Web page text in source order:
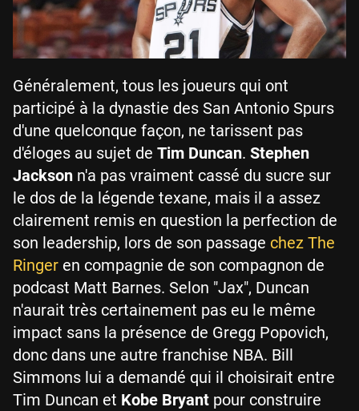
Généralement, tous les joueurs qui ont
participé à la dynastie des San Antonio Spurs
d'une quelconque façon, ne tarissent pas
d'éloges au sujet de Tim Duncan. Stephen
Jackson n'a pas vraiment cassé du sucre sur
le dos de la légende texane, mais il a assez
clairement remis en question la perfection de
son leadership, lors de son passage chez The
Ringer en compagnie de son compagnon de
podcast Matt Barnes. Selon "Jax", Duncan
n'aurait très certainement pas eu le même
impact sans la présence de Gregg Popovich,
donc dans une autre franchise NBA. Bill
Simmons lui a demandé qui il choisirait entre
Tim Duncan et Kobe Bryant pour construire